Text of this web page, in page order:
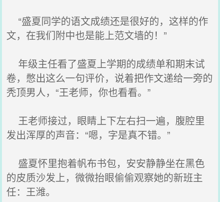
“盛夏同学的语文成绩还是很好的，这样的作
文，在我们附中也是能上范文墙的！”
年级主任看了盛夏上学期的成绩单和期末试
卷，憋出这么一句评价，说着把作文递给一旁的
秃顶男人，“王老师，你也看看。”
王老师接过，眼睛上下左右扫一遍，腹腔里
发出浑厚的声音：“嗯，字是真不错。”
盛夏怀里抱着帆布书包，安安静静坐在黑色
的皮质沙发上，微微抬眼偷偷观察她的新班主
任：王潍。